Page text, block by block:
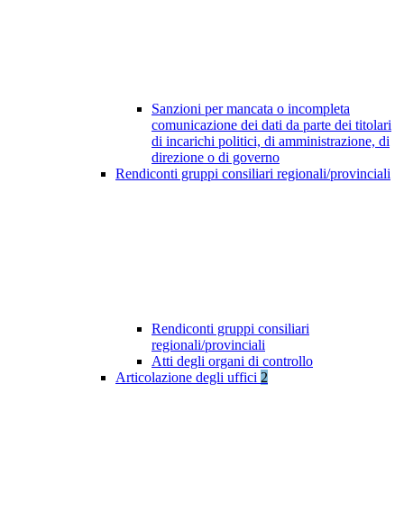
Sanzioni per mancata o incompleta
comunicazione dei dati da parte dei titolari
di incarichi politici, di amministrazione, di
direzione o di governo
Rendiconti gruppi consiliari regionali/provinciali
Rendiconti gruppi consiliari
regionali/provinciali
Atti degli organi di controllo
Articolazione degli uffici 2